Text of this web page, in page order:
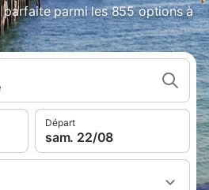
parmi les 855 options à
Départ
sam. 22/08